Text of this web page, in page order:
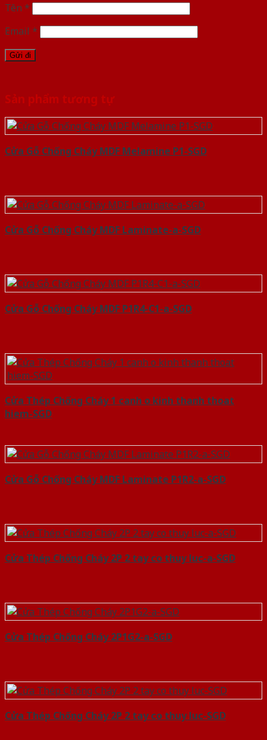
Tên *
Email *
Sản phẩm tương tự
Cửa Gỗ Chống Cháy MDF Melamine P1-SGD
Cửa Gỗ Chống Cháy MDF Laminate-a-SGD
Cửa Gỗ Chống Cháy MDF P1R4-C1-a-SGD
Cửa Thép Chống Cháy 1 canh o kinh thanh thoat
hiem-SGD
Cửa Gỗ Chống Cháy MDF Laminate P1R2-a-SGD
Cửa Thép Chống Cháy 2P 2 tay co thuy luc-a-SGD
Cửa Thép Chống Cháy 2P1G2-a-SGD
Cửa Thép Chống Cháy 2P 2 tay co thuy luc-SGD